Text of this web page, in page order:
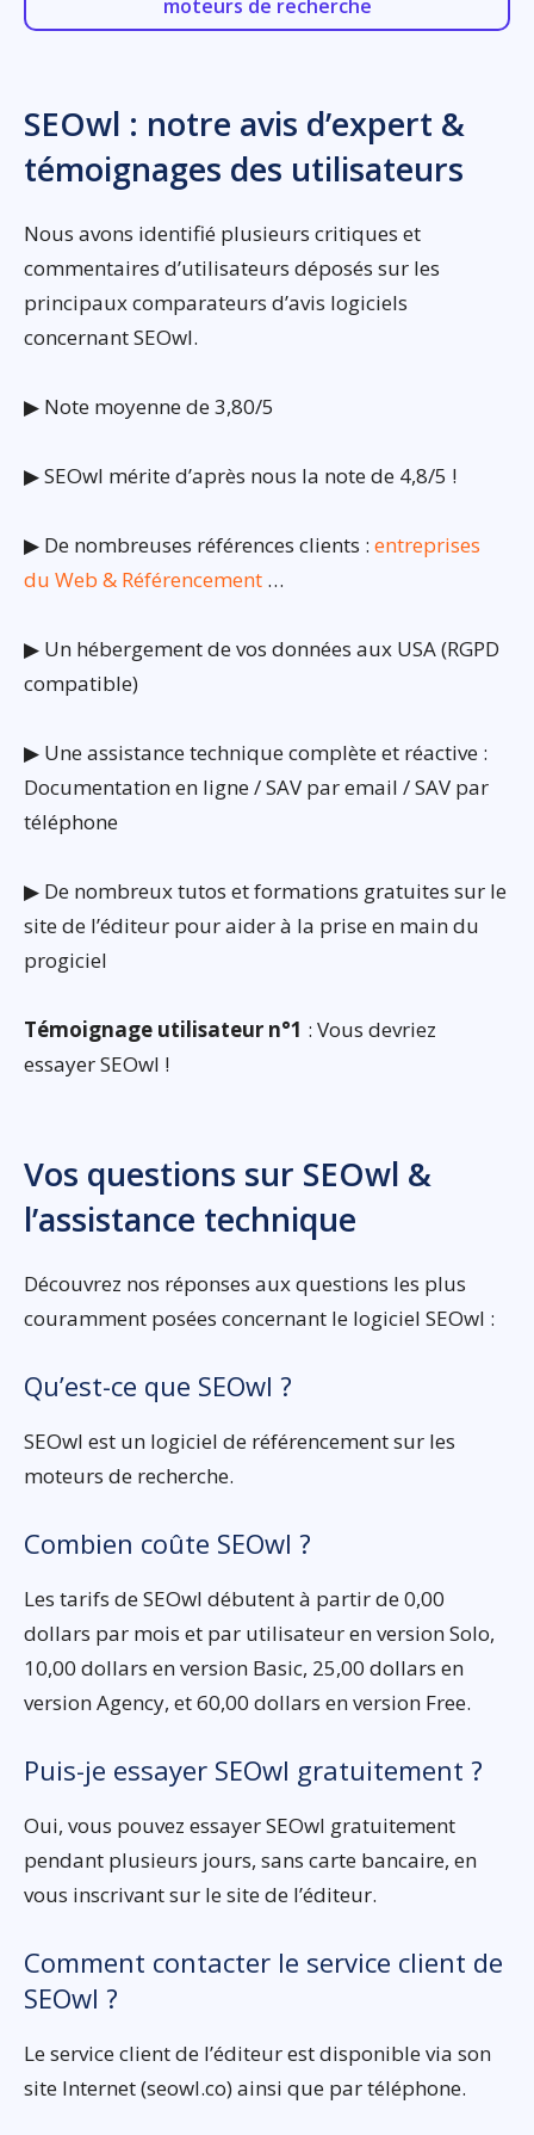
moteurs de recherche
SEOwl : notre avis d’expert &
témoignages des utilisateurs
Nous avons identifié plusieurs critiques et
commentaires d’utilisateurs déposés sur les
principaux comparateurs d’avis logiciels
concernant SEOwl.
▶ Note moyenne de 3,80/5
▶ SEOwl mérite d’après nous la note de 4,8/5 !
▶ De nombreuses références clients : entreprises
du Web & Référencement …
▶ Un hébergement de vos données aux USA (RGPD
compatible)
▶ Une assistance technique complète et réactive :
Documentation en ligne / SAV par email / SAV par
téléphone
▶ De nombreux tutos et formations gratuites sur le
site de l’éditeur pour aider à la prise en main du
progiciel
Témoignage utilisateur n°1 : Vous devriez
essayer SEOwl !
Vos questions sur SEOwl &
l’assistance technique
Découvrez nos réponses aux questions les plus
couramment posées concernant le logiciel SEOwl :
Qu’est-ce que SEOwl ?
SEOwl est un logiciel de référencement sur les
moteurs de recherche.
Combien coûte SEOwl ?
Les tarifs de SEOwl débutent à partir de 0,00
dollars par mois et par utilisateur en version Solo,
10,00 dollars en version Basic, 25,00 dollars en
version Agency, et 60,00 dollars en version Free.
Puis-je essayer SEOwl gratuitement ?
Oui, vous pouvez essayer SEOwl gratuitement
pendant plusieurs jours, sans carte bancaire, en
vous inscrivant sur le site de l’éditeur.
Comment contacter le service client de
SEOwl ?
Le service client de l’éditeur est disponible via son
site Internet (seowl.co) ainsi que par téléphone.